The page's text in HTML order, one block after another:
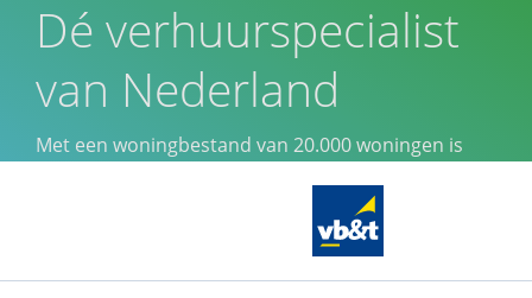
Dé verhuurspecialist
van Nederland
Met een woningbestand van 20.000 woningen is
verhuurspecialisten van Nederland. We hebben 55
jaar ervaring in het verhuren en beheren van